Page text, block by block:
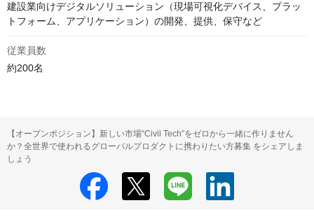
建設業向けデジタルソリューション（現場可視化デバイス、プラッ
トフォーム、アプリケーション）の開発、提供、保守など
従業員数
約200名
【オープンポジション】新しい市場“Civil Tech”をゼロから一緒に作りません
か？全世界で使われるグローバルプロダクトに携わりたい方募集 をシェアしま
しょう